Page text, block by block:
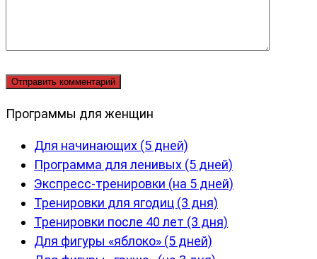
Программы для женщин
Для начинающих (5 дней)
Программа для ленивых (5 дней)
Экспресс-тренировки (на 5 дней)
Тренировки для ягодиц (3 дня)
Тренировки после 40 лет (3 дня)
Для фигуры «яблоко» (5 дней)